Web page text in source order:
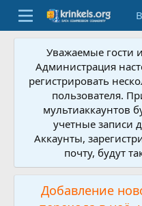
Уважаемые гости
Администрация
регистрировать
пользователя.
мультиаккаунтов
учетные записи
Аккаунты,
почту, будут
Добавление